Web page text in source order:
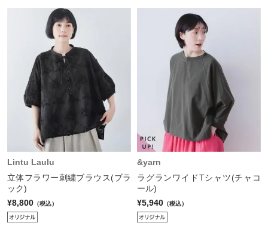
Lintu Laulu
立体フラワー刺繍ブラウス(ブラ
ック)
¥8,800 （税込）
&yarn
ラグランワイドTシャツ(チャコ
ール)
¥5,940 （税込）